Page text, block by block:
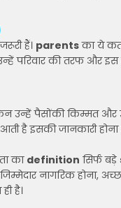
हैं। parentsका ये
परिवार की तरफ और
उन्हें पैसोंकी किम्मत
है इसकी जानकारी
का definition सिर्फ बड़े
जिम्मेदार नागरिक होना,
है।